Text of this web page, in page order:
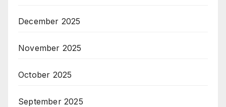
December 2025
November 2025
October 2025
September 2025